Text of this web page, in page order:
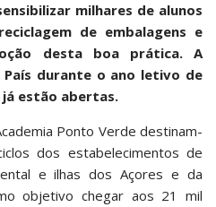
milhares de alunos
de embalagens e
desta boa prática. A
durante o ano letivo de
já estão abertas.
Ponto Verde destinam-
dos estabelecimentos de
e ilhas dos Açores e da
objetivo chegar aos 21 mil